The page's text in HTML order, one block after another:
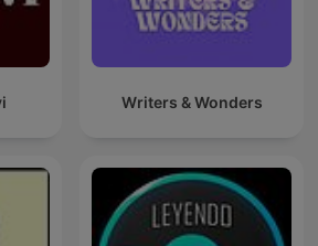
Writers & Wonders